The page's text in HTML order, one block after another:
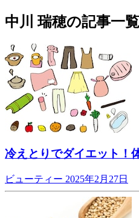
中川 瑞穂の記事一覧
冷えとりでダイエット！
ビューティー 2025年2月27日